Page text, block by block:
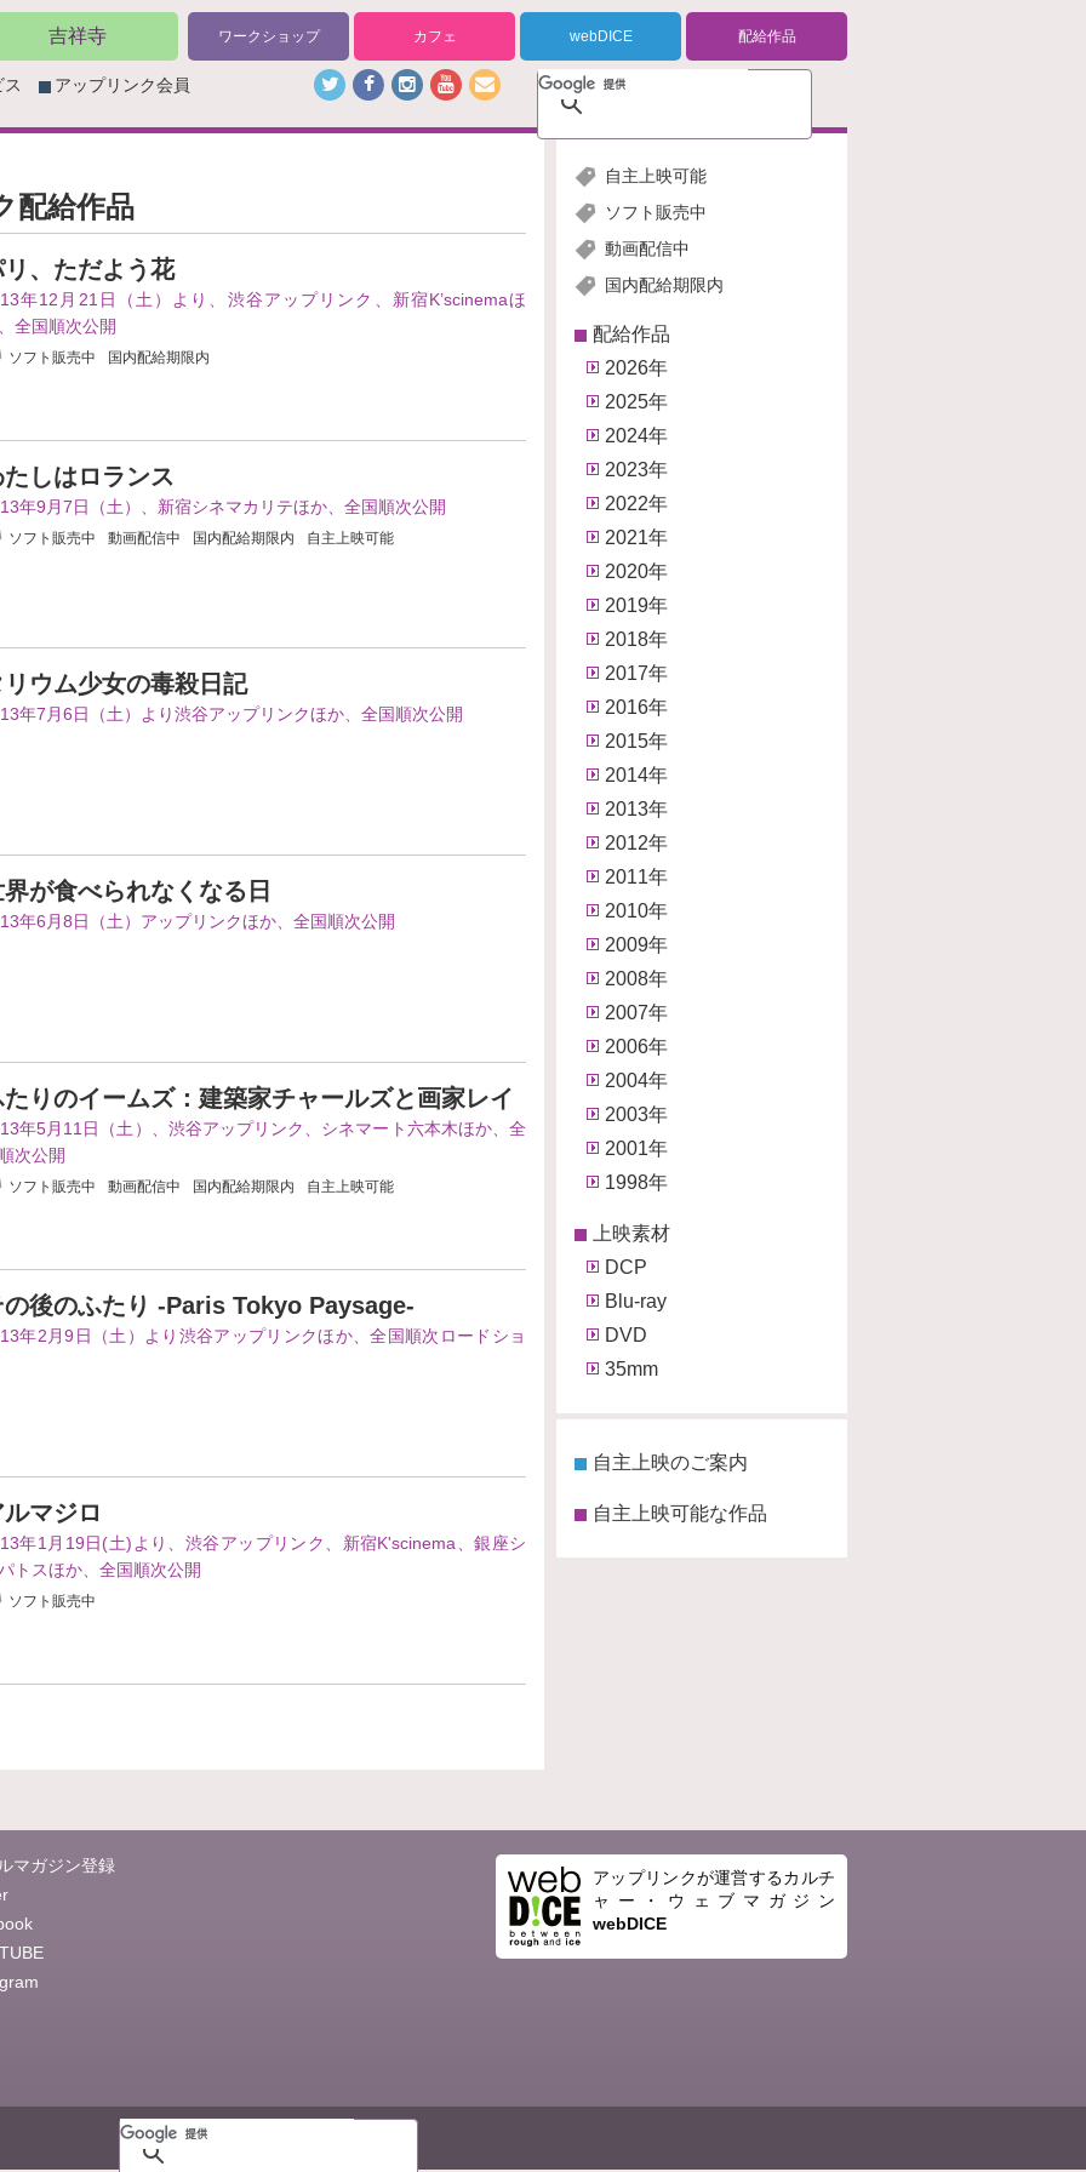
吉祥寺 ワークショップ カフェ webDICE 配給作品
アップリンク会員
配給作品
リ、ただよう花
年12月21日（土）より、渋谷アップリンク、新宿K’scinemaほ
全国順次公開
ソフト販売中 国内配給期限内
しはロランス
年9月7日（土）、新宿シネマカリテほか、全国順次公開
ソフト販売中 動画配信中 国内配給期限内 自主上映可能
リウム少女の毒殺日記
年7月6日（土）より渋谷アップリンクほか、全国順次公開
が食べられなくなる日
年6月8日（土）アップリンクほか、全国順次公開
たりのイームズ：建築家チャールズと画家レイ
年5月11日（土）、渋谷アップリンク、シネマート六本木ほか、全
次公開
ソフト販売中 動画配信中 国内配給期限内 自主上映可能
の後のふたり -Paris Tokyo Paysage-
年2月9日（土）より渋谷アップリンクほか、全国順次ロードショ
マジロ
年1月19日(土)より、渋谷アップリンク、新宿K'scinema、銀座シ
トスほか、全国順次公開
ソフト販売中
自主上映可能
ソフト販売中
動画配信中
国内配給期限内
配給作品
2026年
2025年
2024年
2023年
2022年
2021年
2020年
2019年
2018年
2017年
2016年
2015年
2014年
2013年
2012年
2011年
2010年
2009年
2008年
2007年
2006年
2004年
2003年
2001年
1998年
上映素材
DCP
Blu-ray
DVD
35mm
自主上映のご案内
自主上映可能な作品
マガジン登録
アップリンクが運営するカルチ
ャー・ウェブマガジン
webDICE